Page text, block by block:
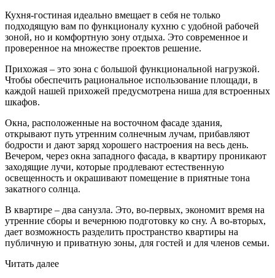
Кухня-гостиная идеально вмещает в себя не только
подходящую вам по функционалу кухню с удобной рабочей
зоной, но и комфортную зону отдыха. Это современное и
проверенное на множестве проектов решение.
Прихожая – это зона с большой функциональной нагрузкой.
Чтобы обеспечить рациональное использование площади, в
каждой нашей прихожей предусмотрена ниша для встроенных
шкафов.
Окна, расположенные на восточном фасаде здания,
открывают путь утренним солнечным лучам, прибавляют
бодрости и дают заряд хорошего настроения на весь день.
Вечером, через окна западного фасада, в квартиру проникают
заходящие лучи, которые продлевают естественную
освещенность и окрашивают помещение в приятные тона
закатного солнца.
В квартире – два санузла. Это, во-первых, экономит время на
утренние сборы и вечернюю подготовку ко сну. А во-вторых,
дает возможность разделить пространство квартиры на
публичную и приватную зоны, для гостей и для членов семьи.
Читать далее